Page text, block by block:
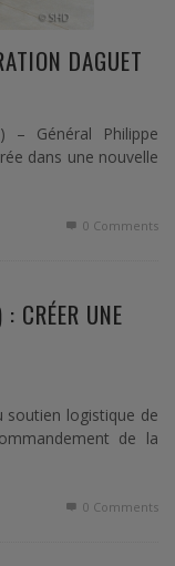
DAGUET
– Général Philippe
dans une nouvelle
0 Comments
CRÉER UNE
soutien logistique de
de la
0 Comments